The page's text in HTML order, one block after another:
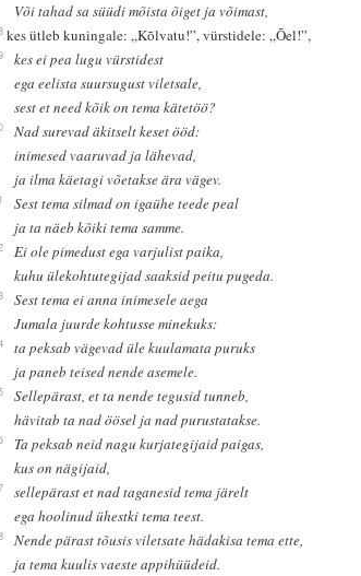
Või tahad sa süüdi mõista õiget ja võimast,
kes ütleb kuningale: „Kõlvatu!”, vürstidele: „Õel!”,
kes ei pea lugu vürstidest
ega eelista suursugust viletsale,
sest et need kõik on tema kätetöö?
Nad surevad äkitselt keset ööd:
inimesed vaaruvad ja lähevad,
ja ilma käetagi võetakse ära vägev.
Sest tema silmad on igaühe teede peal
ja ta näeb kõiki tema samme.
Ei ole pimedust ega varjulist paika,
kuhu ülekohtutegijad saaksid peitu pugeda.
Sest tema ei anna inimesele aega
Jumala juurde kohtusse minekuks:
ta peksab vägevad üle kuulamata puruks
ja paneb teised nende asemele.
Sellepärast, et ta nende tegusid tunneb,
hävitab ta nad öösel ja nad purustatakse.
Ta peksab neid nagu kurjategijaid paigas,
kus on nägijaid,
sellepärast et nad taganesid tema järelt
ega hoolinud ühestki tema teest.
Nende pärast tõusis viletsate hädakisa tema ette,
ja tema kuulis vaeste appihüüdeid.